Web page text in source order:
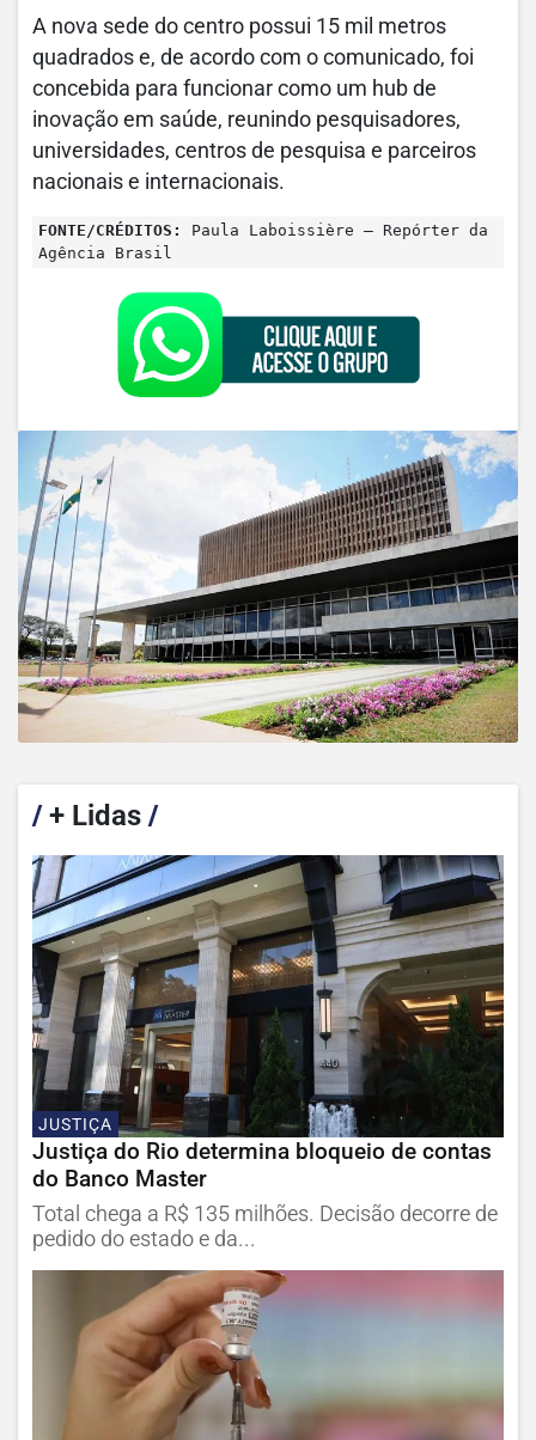
A nova sede do centro possui 15 mil metros
quadrados e, de acordo com o comunicado, foi
concebida para funcionar como um hub de
inovação em saúde, reunindo pesquisadores,
universidades, centros de pesquisa e parceiros
nacionais e internacionais.
FONTE/CRÉDITOS:
Paula Laboissière – Repórter da
Agência Brasil
/+ Lidas /
JUSTIÇA
Justiça do Rio determina bloqueio de contas
do Banco Master
Total chega a R$ 135 milhões. Decisão decorre de
pedido do estado e da...